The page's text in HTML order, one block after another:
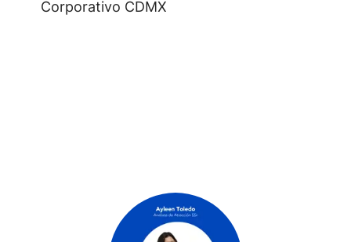
Corporativo CDMX